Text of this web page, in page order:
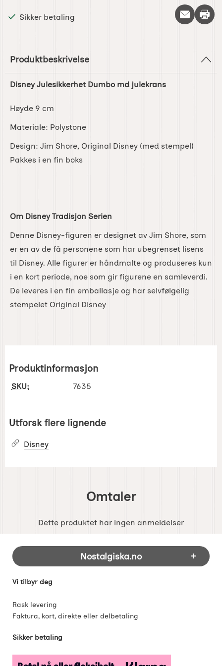
Sikker betaling Skriv
Produktbeskrivelse
Disney Julesikkerhet Dumbo md julekrans
Høyde 9 cm
Materiale: Polystone
Design: Jim Shore, Original Disney (med stempel)
Pakkes i en fin boks
Om Disney Tradisjon Serien
Denne Disney-figuren er designet av Jim Shore, som
er en av de få personene som har ubegrenset lisens
til Disney. Alle figurer er håndmalte og produseres kun
i en kort periode, noe som gir figurene en samleverdi.
De leveres i en fin emballasje og har selvfølgelig
stempelet Original Disney
Produktinformasjon
SKU: 7635
Utforsk flere lignende
Disney
Omtaler
Dette produktet har ingen anmeldelser
Footer-innhold Blandet informasjon og
Nostalgiska.no
Vi tilbyr deg
Rask levering
Faktura, kort, direkte eller delbetaling
Sikker betaling